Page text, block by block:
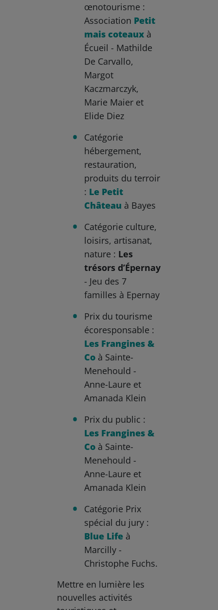
œnotourisme :
Association Petit
mais coteaux à
Écueil - Mathilde
De Carvallo,
Margot
Kaczmarczyk,
Marie Maier et
Elide Diez
Catégorie
hébergement,
restauration,
produits du terroir
: Le Petit
Château à Bayes
Catégorie culture,
loisirs, artisanat,
nature : Les
trésors d’Épernay
- Jeu des 7
familles à Epernay
Prix du tourisme
écoresponsable :
Les Frangines &
Co à Sainte-
Menehould -
Anne-Laure et
Amanada Klein
Prix du public :
Les Frangines &
Co à Sainte-
Menehould -
Anne-Laure et
Amanada Klein
Catégorie Prix
spécial du jury :
Blue Life à
Marcilly -
Christophe Fuchs.
Mettre en lumière les
nouvelles activités